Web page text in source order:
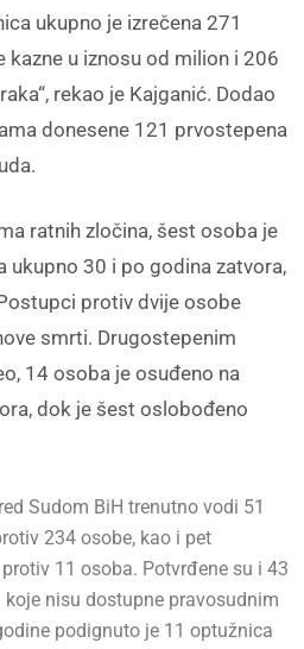
ukupno je izrečena 271
kazne u iznosu od milion i 206
rekao je Kajganić. Dodao
donesene 121 prvostepena
ratnih zločina, šest osoba je
ukupno 30 i po godina zatvora,
protiv dvije osobe
smrti. Drugostepenim
14 osoba je osuđeno na
dok je šest oslobođeno
Sudom BiH trenutno vodi 51
234 osobe, kao i pet
11 osoba. Potvrđene su i 43
nisu dostupne pravosudnim
podignuto je 11 optužnica